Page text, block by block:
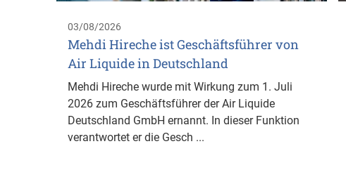
03/08/2026
Mehdi Hireche ist Geschäftsführer von
Air Liquide in Deutschland
Mehdi Hireche wurde mit Wirkung zum 1. Juli
2026 zum Geschäftsführer der Air Liquide
Deutschland GmbH ernannt. In dieser Funktion
verantwortet er die Gesch ...